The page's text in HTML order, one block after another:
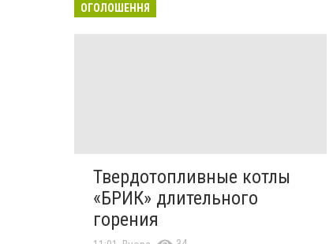
ОГОЛОШЕННЯ
Твердотопливные котлы
«БРИК» длительного
горения